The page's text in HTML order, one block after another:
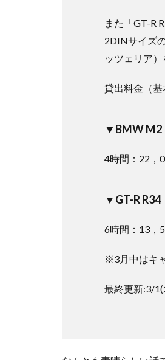
また「GT-R
2DINサイズ
ッツェリア）
貸出料金（基
▼BMW M2
4時間：22
▼GT-R R34
6時間：13
※3月中はキ
最終更新:3/1(